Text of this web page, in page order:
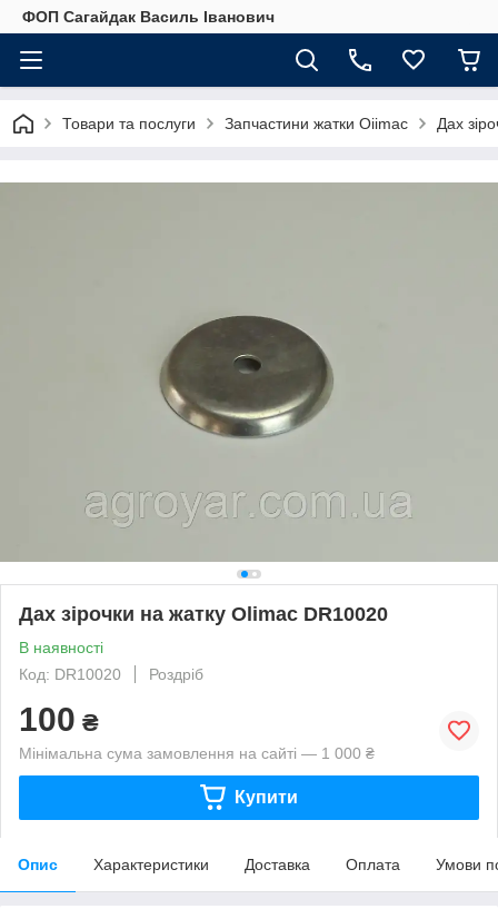
ФОП Сагайдак Василь Іванович
Товари та послуги Запчастини жатки Oiimac Дах
Дах зірочки на жатку Olimac DR10020
В наявності
Код: DR10020
Роздріб
100 ₴
Мінімальна сума замовлення на сайті — 1 000 ₴
Купити
Опис Характеристики Доставка Оплата Умови